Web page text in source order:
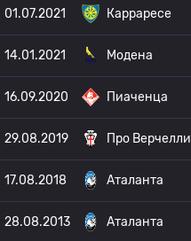
01.07.2021 Карраресе
14.01.2021 Модена
16.09.2020 Пиаченца
29.08.2019 Про Верчелли
17.08.2018 Аталанта
28.08.2013 Аталанта